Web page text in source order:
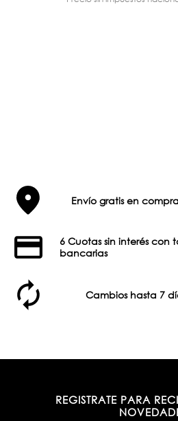
Envío gratis en
6 Cuotas sin interés con
bancarias
Cambios hasta 7
REGISTRATE PARA